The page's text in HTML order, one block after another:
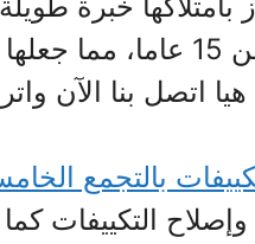
التكييفات تصل إلى أكثر
اتصل بنا الآن
بالتجمع
التكييفات